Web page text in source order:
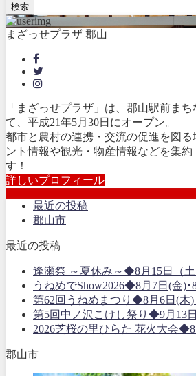
検索
まざっせプラザ 郡山
「まざっせプラザ」は、郡山駅前ま
て、平成21年5月30日にオープン。
都市と農村の連携・交流の促進を図る
ント情報や観光・物産情報などを集約
す！
詳しいプロフィール
最近の投稿
郡山市
最近の投稿
逢瀬祭 ～夏休み～◆8月15日（土
うねめでShow2026◆8月7日(金)･
第62回うねめまつり◆8月6日(木)
第5回中ノ沢こけし祭り◆9月13
2026芝桜の里ひらた 花火大会
郡山市